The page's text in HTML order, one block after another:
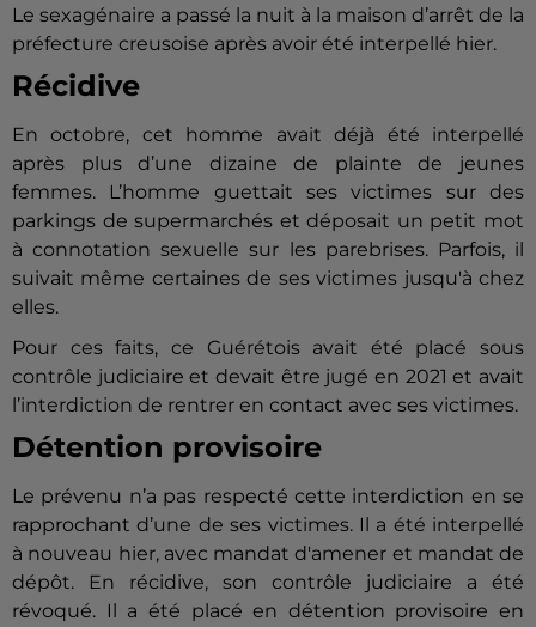
Le sexagénaire a passé la nuit à la maison d’arrêt de la
préfecture creusoise après avoir été interpellé hier.
Récidive
En octobre, cet homme avait déjà été interpellé
après plus d’une dizaine de plainte de jeunes
femmes. L’homme guettait ses victimes sur des
parkings de supermarchés et déposait un petit mot
à connotation sexuelle sur les parebrises. Parfois, il
suivait même certaines de ses victimes jusqu'à chez
elles.
Pour ces faits, ce Guérétois avait été placé sous
contrôle judiciaire et devait être jugé en 2021 et avait
l’interdiction de rentrer en contact avec ses victimes.
Détention provisoire
Le prévenu n’a pas respecté cette interdiction en se
rapprochant d’une de ses victimes. Il a été interpellé
à nouveau hier, avec mandat d'amener et mandat de
dépôt. En récidive, son contrôle judiciaire a été
révoqué. Il a été placé en détention provisoire en